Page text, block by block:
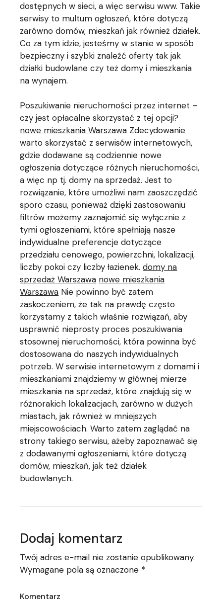
dostępnych w sieci, a więc serwisu www. Takie
serwisy to multum ogłoszeń, które dotyczą
zarówno domów, mieszkań jak również działek.
Co za tym idzie, jesteśmy w stanie w sposób
bezpieczny i szybki znaleźć oferty tak jak
działki budowlane czy też domy i mieszkania
na wynajem.
Poszukiwanie nieruchomości przez internet –
czy jest opłacalne skorzystać z tej opcji?
nowe mieszkania Warszawa Zdecydowanie
warto skorzystać z serwisów internetowych,
gdzie dodawane są codziennie nowe
ogłoszenia dotyczące różnych nieruchomości,
a więc np tj. domy na sprzedaż. Jest to
rozwiązanie, które umożliwi nam zaoszczędzić
sporo czasu, ponieważ dzięki zastosowaniu
filtrów możemy zaznajomić się wyłącznie z
tymi ogłoszeniami, które spełniają nasze
indywidualne preferencje dotyczące
przedziału cenowego, powierzchni, lokalizacji,
liczby pokoi czy liczby łazienek.domy na
sprzedaż Warszawa nowe mieszkania
Warszawa Nie powinno być zatem
zaskoczeniem, że tak na prawdę często
korzystamy z takich właśnie rozwiązań, aby
usprawnić nieprosty proces poszukiwania
stosownej nieruchomości, która powinna być
dostosowana do naszych indywidualnych
potrzeb. W serwisie internetowym z domami i
mieszkaniami znajdziemy w głównej mierze
mieszkania na sprzedaż, które znajdują się w
różnorakich lokalizacjach, zarówno w dużych
miastach, jak również w mniejszych
miejscowościach. Warto zatem zaglądać na
strony takiego serwisu, ażeby zapoznawać się
z dodawanymi ogłoszeniami, które dotyczą
domów, mieszkań, jak też działek
budowlanych.
Dodaj komentarz
Twój adres e-mail nie zostanie opublikowany.
Wymagane pola są oznaczone *
Komentarz